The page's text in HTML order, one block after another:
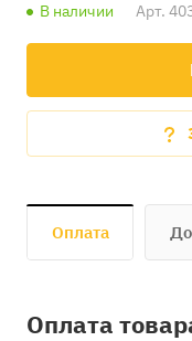
В наличии Арт.
Оплата
Оплата